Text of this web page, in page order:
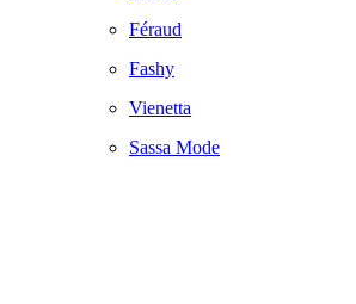
Féraud
Fashy
Vienetta
Sassa Mode